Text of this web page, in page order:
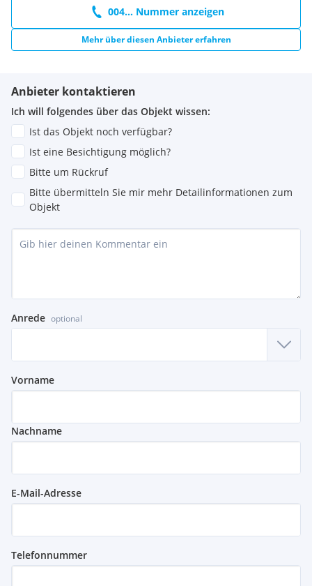
004... Nummer anzeigen
Mehr über diesen Anbieter erfahren
Anbieter kontaktieren
Ich will folgendes über das Objekt wissen:
Ist das Objekt noch verfügbar?
Ist eine Besichtigung möglich?
Bitte um Rückruf
Bitte übermitteln Sie mir mehr Detailinformationen zum
Objekt
Anrede optional
Vorname
Nachname
E-Mail-Adresse
Telefonnummer